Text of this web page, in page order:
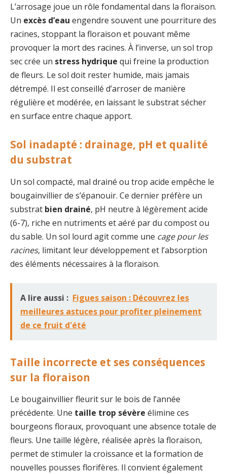
L’arrosage joue un rôle fondamental dans la floraison.
Un excès d’eau engendre souvent une pourriture des
racines, stoppant la floraison et pouvant même
provoquer la mort des racines. À l’inverse, un sol trop
sec crée un stress hydrique qui freine la production
de fleurs. Le sol doit rester humide, mais jamais
détrempé. Il est conseillé d’arroser de manière
régulière et modérée, en laissant le substrat sécher
en surface entre chaque apport.
Sol inadapté : drainage, pH et qualité
du substrat
Un sol compacté, mal drainé ou trop acide empêche le
bougainvillier de s’épanouir. Ce dernier préfère un
substrat bien drainé, pH neutre à légèrement acide
(6-7), riche en nutriments et aéré par du compost ou
du sable. Un sol lourd agit comme une cage pour les
racines, limitant leur développement et l’absorption
des éléments nécessaires à la floraison.
A lire aussi : Figues saison : Découvrez les
meilleures astuces pour profiter pleinement
de ce fruit d'été
Taille incorrecte et ses conséquences
sur la floraison
Le bougainvillier fleurit sur le bois de l’année
précédente. Une taille trop sévère élimine ces
bourgeons floraux, provoquant une absence totale de
fleurs. Une taille légère, réalisée après la floraison,
permet de stimuler la croissance et la formation de
nouvelles pousses florifères. Il convient également